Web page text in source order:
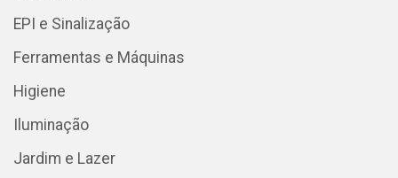
EPI e Sinalização
Ferramentas e Máquinas
Higiene
Iluminação
Jardim e Lazer